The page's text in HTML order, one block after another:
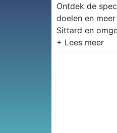
Ontdek de
doelen en
Sittard en